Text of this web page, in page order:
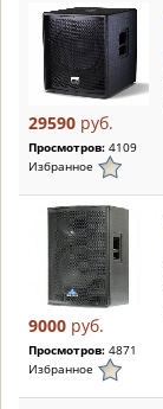
29590 руб.
Просмотров: 4109
Избранное
9000 руб.
Просмотров: 4871
Избранное